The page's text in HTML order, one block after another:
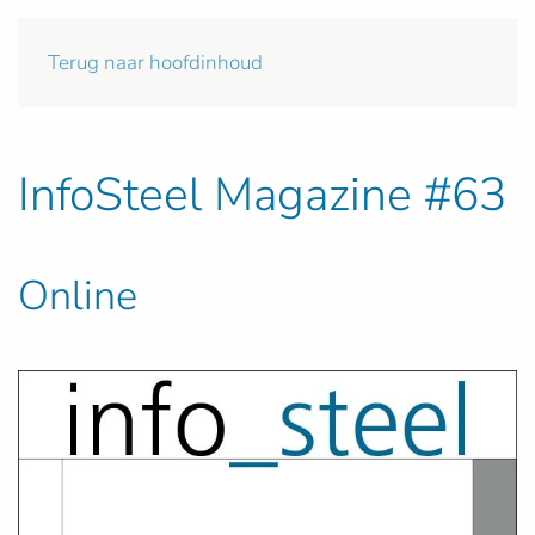
Terug naar hoofdinhoud
InfoSteel Magazine #63
Online